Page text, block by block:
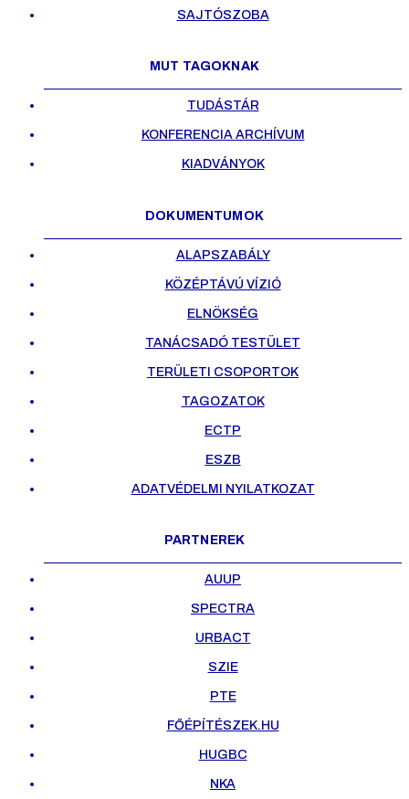
SAJTÓSZOBA
MUT TAGOKNAK
TUDÁSTÁR
KONFERENCIA ARCHÍVUM
KIADVÁNYOK
DOKUMENTUMOK
ALAPSZABÁLY
KÖZÉPTÁVÚ VÍZIÓ
ELNÖKSÉG
TANÁCSADÓ TESTÜLET
TERÜLETI CSOPORTOK
TAGOZATOK
ECTP
ESZB
ADATVÉDELMI NYILATKOZAT
PARTNEREK
AUUP
SPECTRA
URBACT
SZIE
PTE
FŐÉPÍTÉSZEK.HU
HUGBC
NKA